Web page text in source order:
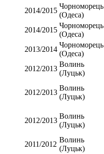
2014/2015
Чорноморець
(Одеса)
2014/2015
Чорноморець
(Одеса)
2013/2014
Чорноморець
(Одеса)
2012/2013
Волинь
(Луцьк)
2012/2013
Волинь
(Луцьк)
2012/2013
Волинь
(Луцьк)
2011/2012
Волинь
(Луцьк)